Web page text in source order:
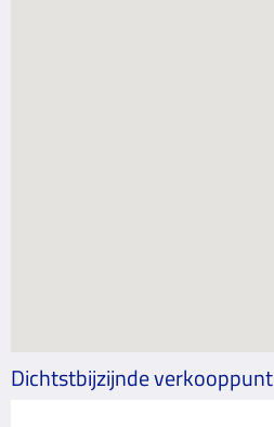
Dichtstbijzijnde verkooppunt